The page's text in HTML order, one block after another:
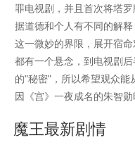
罪电视剧，并且首次将塔
据道德和个人有不同的解
这一微妙的界限，展开宿
都有一个悬念，到电视剧
的"秘密"，所以希望观众能
因《宫》一夜成名的朱智
魔王最新剧情